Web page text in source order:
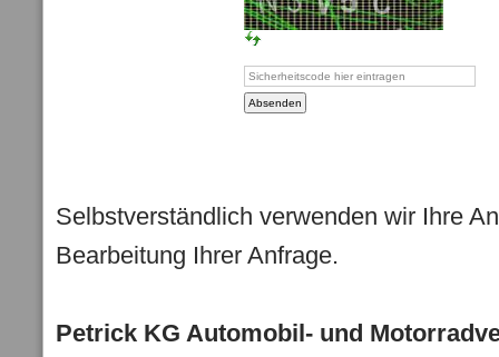
Selbstverständlich verwenden wir Ihre
Bearbeitung Ihrer Anfrage.
Petrick KG Automobil- und